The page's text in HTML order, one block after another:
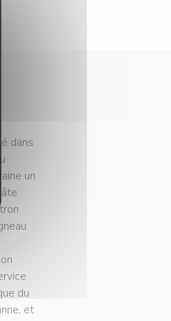
dans
un
du
et